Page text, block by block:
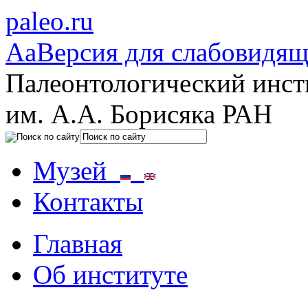
paleo.ru
AaВерсия для
Палеонтологический
им. А.А. Борисяка РАН
Музей
Контакты
Главная
Об институте